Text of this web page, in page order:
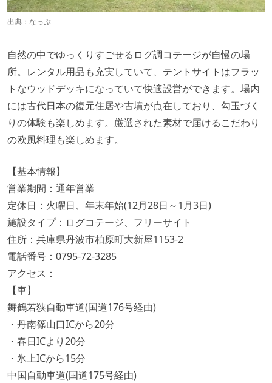
出典： なっぷ
自然の中でゆっくりすごせるログ調コテージが自慢の場
所。レンタル用品も充実していて、テントサイトはフラッ
トなウッドデッキになっていて快適設営ができます。場内
には古代日本の復元住居や古墳が点在しており、勾玉づく
りの体験も楽しめます。厳選された素材で届けるこだわり
の欧風料理も楽しめます。
【基本情報】
営業期間：通年営業
定休日：火曜日、年末年始(12月28日～1月3日)
施設タイプ：ログコテージ、フリーサイト
住所：兵庫県丹波市柏原町大新屋1153-2
電話番号：0795-72-3285
アクセス：
【車】
舞鶴若狭自動車道(国道176号経由)
・丹南篠山口ICから20分
・春日ICより20分
・氷上ICから15分
中国自動車道(国道175号経由)